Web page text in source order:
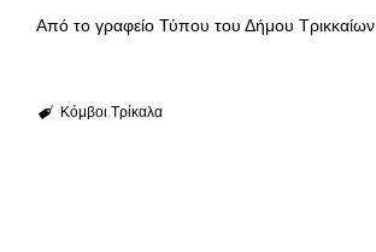
Από το γραφείο Τύπου του Δήμου Τρικκαίων
Κόμβοι Τρίκαλα